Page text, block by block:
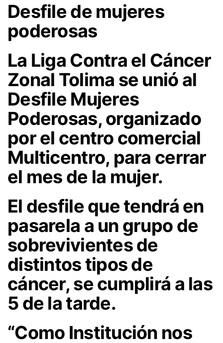
Desfile de mujeres
poderosas
La Liga Contra el Cáncer
Zonal Tolima se unió al
Desfile Mujeres
Poderosas, organizado
por el centro comercial
Multicentro, para cerrar
el mes de la mujer.
El desfile que tendrá en
pasarela a un grupo de
sobrevivientes de
distintos tipos de
cáncer, se cumplirá a las
5 de la tarde.
“Como Institución nos